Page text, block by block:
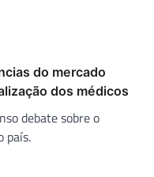
do mercado
dos médicos
debate sobre o
país.